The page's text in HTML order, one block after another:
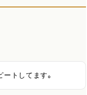
トしてます。